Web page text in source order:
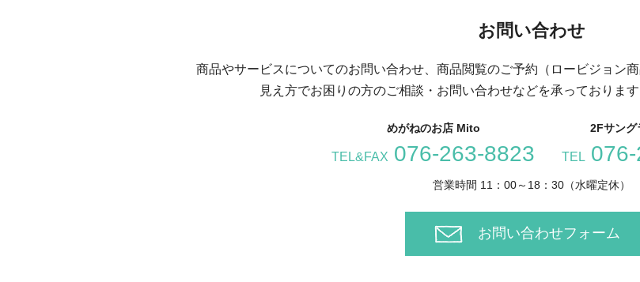
お問い合わせ
商品やサービスについてのお問い合わせ、商品閲覧のご予約（ロービジョン
見え方でお困りの方のご相談・お問い合わせなどを承っておりま
めがねのお店 Mito
TEL&FAX 076-263-8823
2Fサング
TEL
営業時間 11：00～18：30（水曜定休）
お問い合わせフォーム